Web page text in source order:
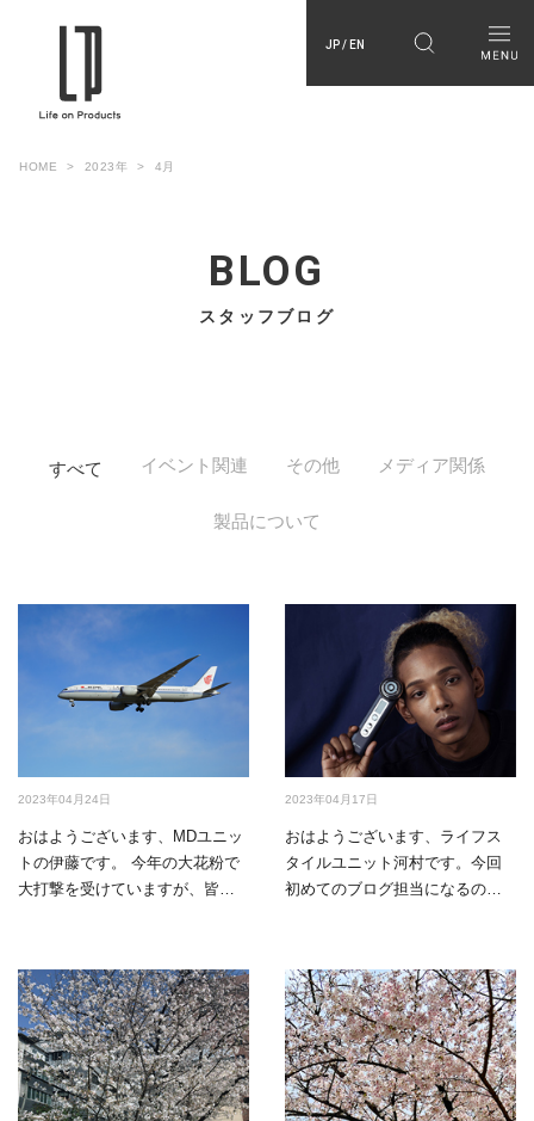
JP / EN
HOME 2023年 4月
BLOG
スタッフブログ
すべて イベント関連 その他 メディア関係
製品について
2023年04月24日
おはようございます、MDユニッ
トの伊藤です。 今年の大花粉で
大打撃を受けていますが、皆様
2023年04月17日
おはようございます、ライフス
タイルユニット河村です。今回
初めてのブログ担当になるので